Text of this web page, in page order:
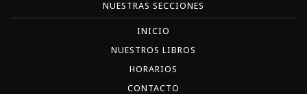
NUESTRAS SECCIONES
INICIO
NUESTROS LIBROS
HORARIOS
CONTACTO